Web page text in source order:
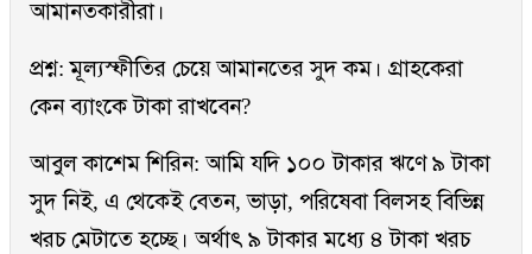
আমানতকারীরা।
প্রশ্ন: মূল্যস্ফীতির চেয়ে আমানতের সুদ কম। গ্রাহকেরা
কেন ব্যাংকে টাকা রাখবেন?
আবুল কাশেম শিরিন: আমি যদি ১০০ টাকার ঋণে ৯ টাকা
সুদ নিই, এ থেকেই বেতন, ভাড়া, পরিষেবা বিলসহ বিভিন্ন
খরচ মেটাতে হচ্ছে। অর্থাৎ ৯ টাকার মধ্যে ৪ টাকা খরচ